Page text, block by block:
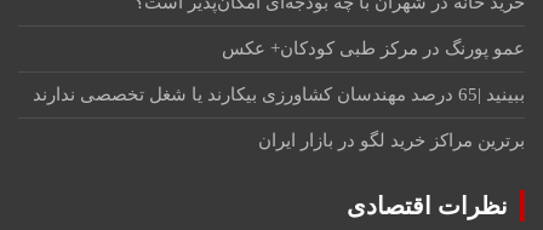
عمو پورنگ در مرکز طبی کودکان+ عکس
ببینید |65 درصد مهندسان کشاورزی بیکارند یا شغل تخصصی ندارند
برترین مراکز خرید لگو در بازار ایران
نظرات اقتصادی